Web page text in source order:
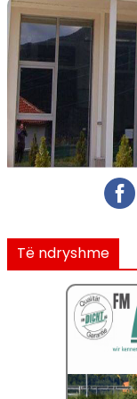
Të ndryshme